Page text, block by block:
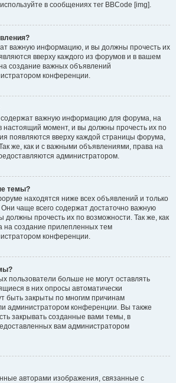
в сообщениях тег BBCode [img].
важную информацию, и вы должны прочесть их
вверху каждого из форумов и в вашем
создание важных объявлений
конференции.
важную информацию для форума, на
настоящий момент, и вы должны прочесть их по
появляются вверху каждой страницы форума,
же, как и с важными объявлениями, права на
администратором.
темы?
находятся ниже всех объявлений и только
чаще всего содержат достаточно важную
прочесть их по возможности. Так же, как
на создание прилепленных тем
конференции.
пользователи больше не могут оставлять
в них опросы автоматически
быть закрыты по многим причинам
администратором конференции. Вы также
закрывать созданные вами темы, в
вам администратором
авторами изображения, связанные с